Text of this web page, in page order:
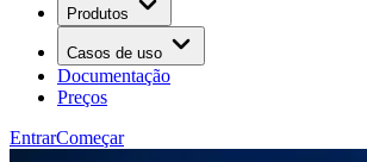
Produtos
Casos de uso
Documentação
Preços
EntrarComeçar